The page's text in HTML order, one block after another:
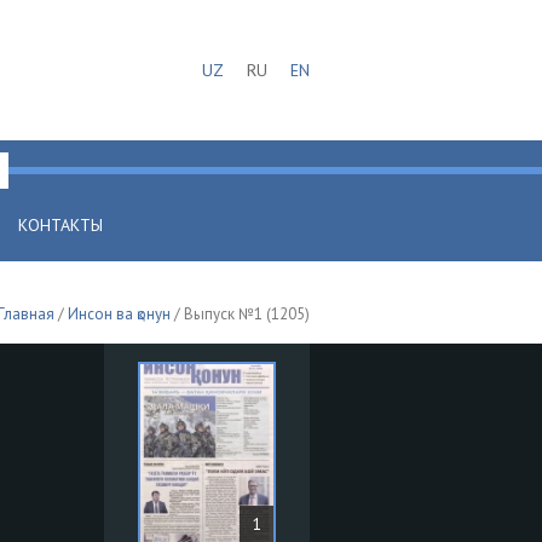
UZ RU EN
КОНТАКТЫ
/Инсон ва қонун / Выпуск №1 (1205)
1